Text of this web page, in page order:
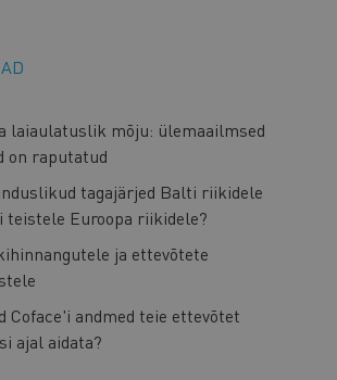
laiaulatuslik mõju: ülemaailmsed
on raputatud
tagajärjed Balti riikidele
teistele Euroopa riikidele?
ja ettevõtete
Coface'i andmed teie ettevõtet
ajal aidata?